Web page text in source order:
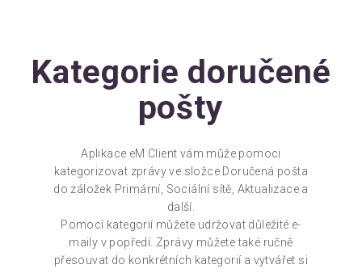
Kategorie doručené
pošty
Aplikace eM Client vám může pomoci
kategorizovat zprávy ve složce Doručená pošta
do záložek Primární, Sociální sítě, Aktualizace a
další.
Pomocí kategorií můžete udržovat důležité e-
maily v popředí. Zprávy můžete také ručně
přesouvat do konkrétních kategorií a vytvářet si